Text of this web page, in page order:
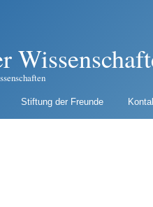
Stiftung der Freunde